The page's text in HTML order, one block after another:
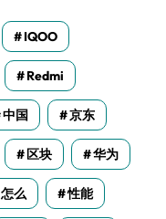
IQOO
Redmi
中国 京东
区块 华为
怎么 性能